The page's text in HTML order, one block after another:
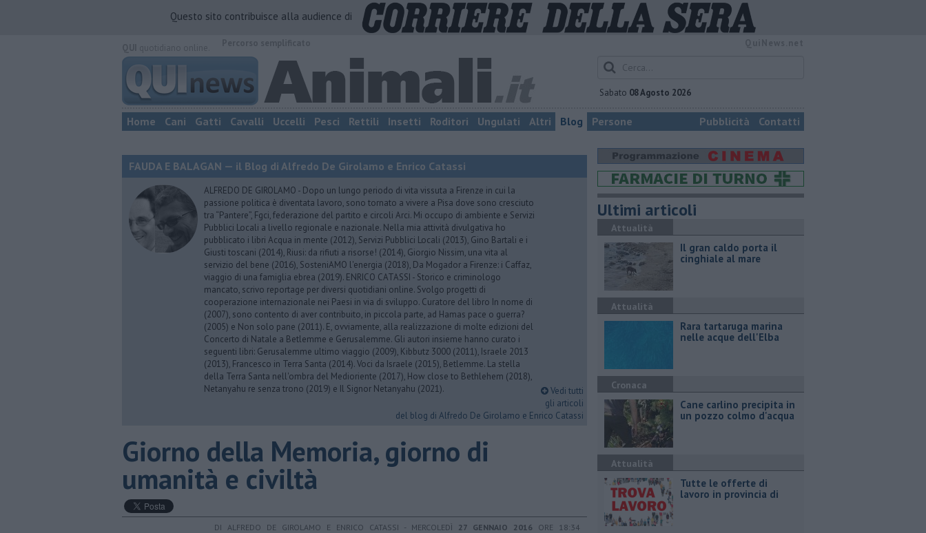
Questo sito contribuisce alla audience di
Sabato 08 Agosto 2026
Home Cani Gatti Cavalli Uccelli Pesci Rettili Insetti Roditori Ungulati Altri Blog Persone Pubblicità Contatti
FAUDA E BALAGAN — il Blog di Alfredo De Girolamo e Enrico Catassi
ALFREDO DE GIROLAMO - Dopo un lungo periodo di vita vissuta a Firenze in cui la
passione politica è diventata lavoro, sono tornato a vivere a Pisa dove sono cresciuto
tra “Pantere”, Fgci, federazione del partito e circoli Arci. Mi occupo di ambiente e Servizi
Pubblici Locali a livello regionale e nazionale. Nella mia attività divulgativa ho
pubblicato i libri Acqua in mente (2012), Servizi Pubblici Locali (2013), Gino Bartali e i
Giusti toscani (2014), Riusi: da rifiuti a risorse! (2014), Giorgio Nissim, una vita al
servizio del bene (2016), SosteniAMO l'energia (2018), Da Mogador a Firenze: i Caffaz,
viaggio di una famiglia ebrea (2019). ENRICO CATASSI - Storico e criminologo
mancato, scrivo reportage per diversi quotidiani online. Svolgo progetti di
cooperazione internazionale nei Paesi in via di sviluppo. Curatore del libro In nome di
(2007), sono contento di aver contribuito, in piccola parte, ad Hamas pace o guerra?
(2005) e Non solo pane (2011). E, ovviamente, alla realizzazione di molte edizioni del
Concerto di Natale a Betlemme e Gerusalemme. Gli autori insieme hanno curato i
seguenti libri: Gerusalemme ultimo viaggio (2009), Kibbutz 3000 (2011), Israele 2013
(2013), Francesco in Terra Santa (2014). Voci da Israele (2015), Betlemme. La stella
della Terra Santa nell'ombra del Medioriente (2017), How close to Bethlehem (2018),
Netanyahu re senza trono (2019) e Il Signor Netanyahu (2021).
Vedi tutti
gli articoli
del blog di Alfredo De Girolamo e Enrico Catassi
Giorno della Memoria, giorno di
umanità e civiltà
DI ALFREDO DE GIROLAMO E ENRICO CATASSI - MERCOLEDÌ 27 GENNAIO 2016 ORE 18:34
Ultimi articoli
Attualità
Il gran caldo porta il
cinghiale al mare
Attualità
Rara tartaruga marina
nelle acque dell'Elba
Cronaca
Cane carlino precipita in
un pozzo colmo d'acqua
Attualità
​Tutte le offerte di
lavoro in provincia di